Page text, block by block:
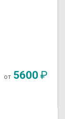
от 5600₽